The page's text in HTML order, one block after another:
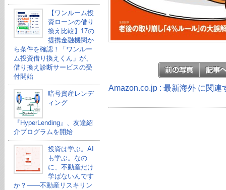
【ワンルーム投
資ローンの借り
換え比較】17の
提携金融機関か
ら条件を確認！「ワンルー
ム投資借り換えくん」が、
借り換え診断サービスの受
付開始
暗号資産レンデ
ィング
『HyperLending』、友達紹
介プログラムを開始
投資は学ぶ。AI
も学ぶ。なの
に、不動産だけ
学ばないんです
か？——不動産リスキリン
Amazon.co.jp : 最新海外 に関連